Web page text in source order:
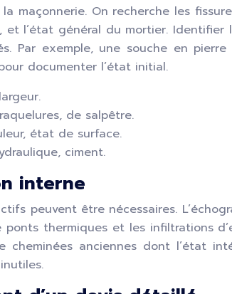
maçonnerie. On recherche les
et l’état général du mortier.
Par exemple, une souche en
documenter l’état initial.
de salpêtre.
état de surface.
ciment.
interne
peuvent être nécessaires.
thermiques et les infiltrations
anciennes dont l’état